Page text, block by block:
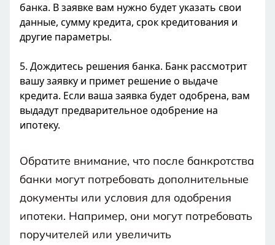
банка. В заявке вам нужно будет указать свои
данные, сумму кредита, срок кредитования и
другие параметры.
5. Дождитесь решения банка. Банк рассмотрит
вашу заявку и примет решение о выдаче
кредита. Если ваша заявка будет одобрена, вам
выдадут предварительное одобрение на
ипотеку.
Обратите внимание, что после банкротства
банки могут потребовать дополнительные
документы или условия для одобрения
ипотеки. Например, они могут потребовать
поручителей или увеличить